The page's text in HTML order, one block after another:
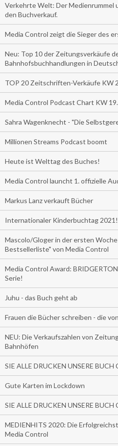
Verkehrte Welt: Der Medienrummel
den Buchverkauf.
Media Control zeigt die Sieger des
Neu: Top 10 der Zeitungsverkäufe
Bahnhofsbuchhandlungen in
TOP 20 Zeitschriften-Verkäufe KW
Media Control Podcast Chart KW
Sahra Wagenknecht - "Die
Millionen Streams Podcast boomt
Heute ist Welttag des Buches!
Media Control launcht 1. offizielle
Markus Lanz verkauft Bücher
Internationaler Kinderbuchtag 2021!
Mascolo/Gloger in der ersten
Bestsellerliste" von Media Control
Media Control Award:
Serie!
Juhu - das Buch geht ab
Frauen die Bücher schreiben - die
NEU: Die Verkaufszahlen von
Bahnhöfen
SIE ALLE DRUCKEN UNSERE BUCH
Gute Karten im Lockdown
SIE ALLE DRUCKEN UNSERE BUCH
MEDIENHITS 2020: Die
Media Control